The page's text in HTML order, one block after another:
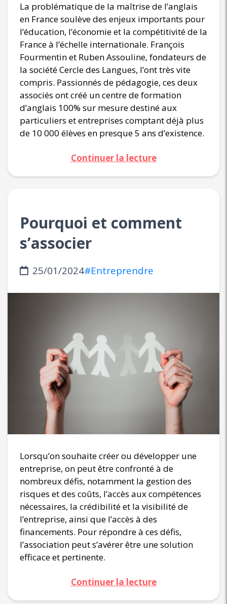
La problématique de la maîtrise de l’anglais
en France soulève des enjeux importants pour
l’éducation, l’économie et la compétitivité de la
France à l’échelle internationale. François
Fourmentin et Ruben Assouline, fondateurs de
la société Cercle des Langues, l’ont très vite
compris. Passionnés de pédagogie, ces deux
associés ont créé un centre de formation
d’anglais 100% sur mesure destiné aux
particuliers et entreprises comptant déjà plus
de 10 000 élèves en presque 5 ans d’existence.
Continuer la lecture
Pourquoi et comment
s’associer
25/01/2024#Entreprendre
Lorsqu’on souhaite créer ou développer une
entreprise, on peut être confronté à de
nombreux défis, notamment la gestion des
risques et des coûts, l’accès aux compétences
nécessaires, la crédibilité et la visibilité de
l’entreprise, ainsi que l’accès à des
financements. Pour répondre à ces défis,
l’association peut s’avérer être une solution
efficace et pertinente.
Continuer la lecture